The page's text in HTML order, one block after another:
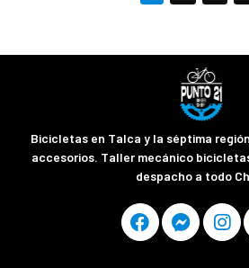
Bicicletas en Talca y la séptima
accesorios. Taller mecánico
despacho a todo